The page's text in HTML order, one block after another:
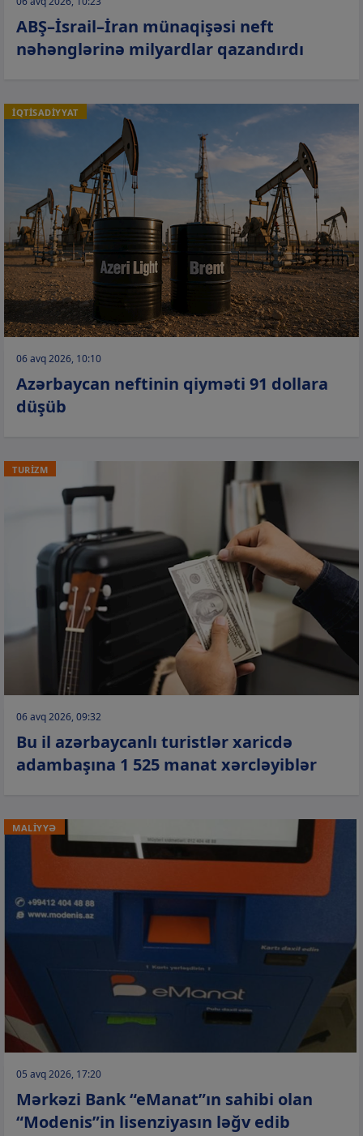
ABŞ–İsrail–İran münaqişəsi neft
nəhənglərinə milyardlar qazandırdı
İQTİSADİYYAT
06 avq 2026, 10:10
Azərbaycan neftinin qiyməti 91 dollara
düşüb
TURİZM
06 avq 2026, 09:32
Bu il azərbaycanlı turistlər xaricdə
adambaşına 1 525 manat xərcləyiblər
MALİYYƏ
05 avq 2026, 17:20
Mərkəzi Bank “eManat”ın sahibi olan
“Modenis”in lisenziyasın ləğv edib